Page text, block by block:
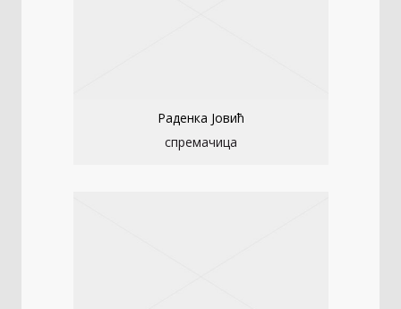
Раденка Јовић
спремачица